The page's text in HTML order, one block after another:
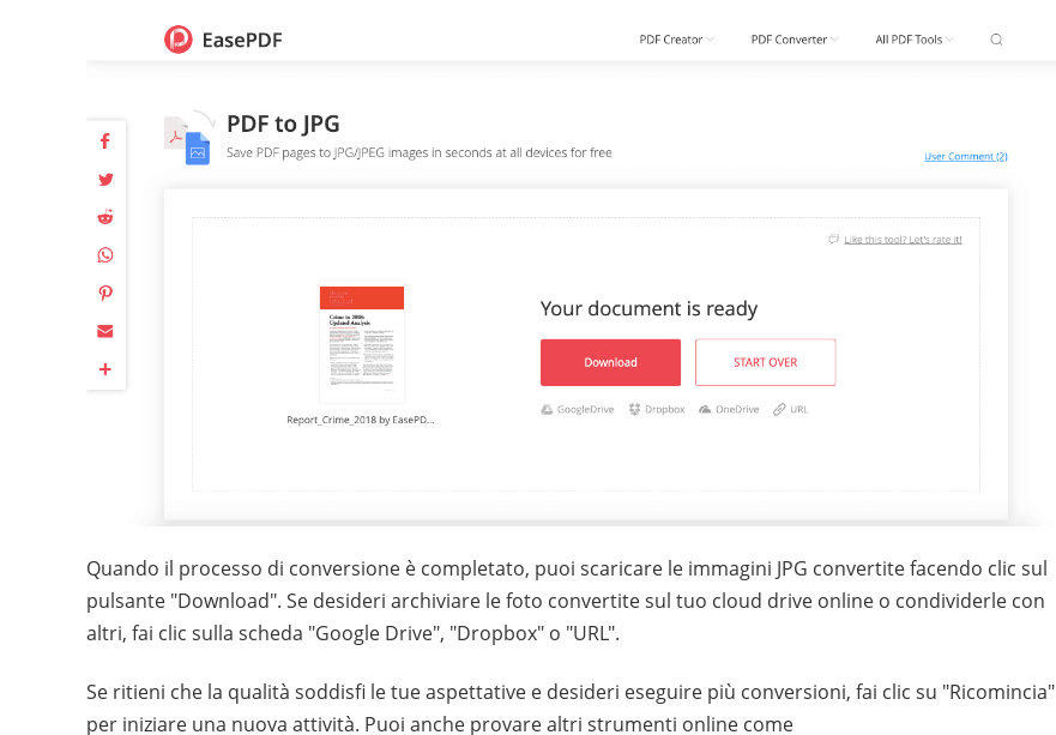
Quando il processo di conversione è completato, puoi scaricare le immagini JPG convertite facendo clic sul
pulsante "Download". Se desideri archiviare le foto convertite sul tuo cloud drive online o condividerle con
altri, fai clic sulla scheda "Google Drive", "Dropbox" o "URL".
Se ritieni che la qualità soddisfi le tue aspettative e desideri eseguire più conversioni, fai clic su "Ricomincia"
per iniziare una nuova attività. Puoi anche provare altri strumenti online come